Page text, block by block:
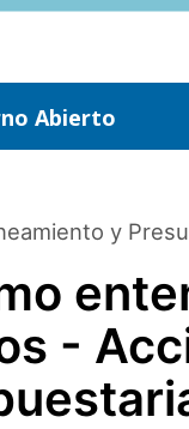
Abierto
y
-